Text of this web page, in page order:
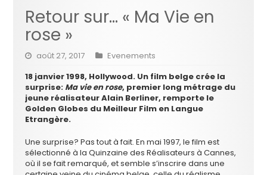
Retour sur… « Ma Vie en
rose »
août 27, 2017
Evenements
18 janvier 1998, Hollywood. Un film belge crée la
surprise: Ma vie en rose, premier long métrage du
jeune réalisateur Alain Berliner, remporte le
Golden Globes du Meilleur Film en Langue
Etrangère.
Une surprise? Pas tout à fait. En mai 1997, le film est
sélectionné à la Quinzaine des Réalisateurs à Cannes,
où il se fait remarqué, et semble s’inscrire dans une